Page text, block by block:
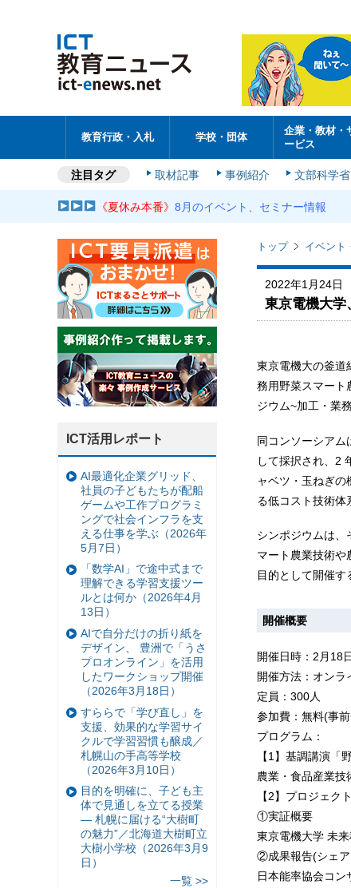
教育行政・入札 学校・団体
企業・教材・
ービス
注目タグ 取材記事 事例紹介 文部科学省
《夏休み本番》8月のイベント、セミナー情報
トップ イベント
2022年1月24日
東京電機大学
東京電機大の釜道
務用野菜スマート
ジウム~加工・業
同コンソーシアム
して採択され、2
ャベツ・玉ねぎ
る低コスト技術体
シンポジウムは、
マート農業技術や
目的として開催す
開催概要
開催日時：2月18
開催方法：オンラ
定員：300人
参加費：無料(事
プログラム：
【1】基調講演「
農業・食品産業技
【2】プロジェク
①実証概要
東京電機大学 未
②成果報告(シェア
日本能率協会コ
ICT活用レポート
AI最適化企業グリッド、
社員の子どもたちが配船
ゲームや工作プログラミ
ングで社会インフラを支
える仕事を学ぶ（2026年
5月7日）
「数学AI」で途中式まで
理解できる学習支援ツー
ルとは何か（2026年4月
13日）
AIで自分だけの折り紙を
デザイン、 豊洲で「うさ
プロオンライン」を活用
したワークショップ開催
（2026年3月18日）
すららで「学び直し」を
支援、効果的な学習サイ
クルで学習習慣も醸成／
札幌山の手高等学校
（2026年3月10日）
目的を明確に、子ども主
体で見通しを立てる授業
— 札幌に届ける“大樹町
の魅力”／北海道大樹町立
大樹小学校（2026年3月9
日）
一覧 >>